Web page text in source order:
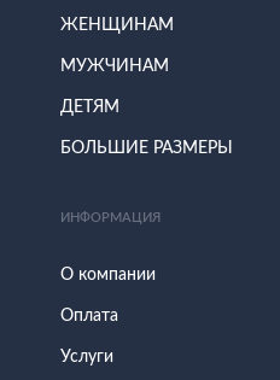
ЖЕНЩИНАМ
МУЖЧИНАМ
ДЕТЯМ
БОЛЬШИЕ РАЗМЕРЫ
ИНФОРМАЦИЯ
О компании
Оплата
Услуги